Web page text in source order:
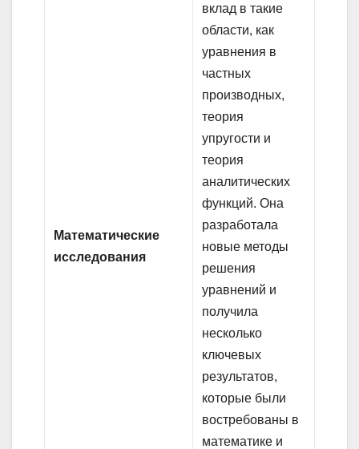
Математические
исследования
вклад в такие
области, как
уравнения в
частных
производных,
теория
упругости и
теория
аналитических
функций. Она
разработала
новые методы
решения
уравнений и
получила
несколько
ключевых
результатов,
которые были
востребованы в
математике и